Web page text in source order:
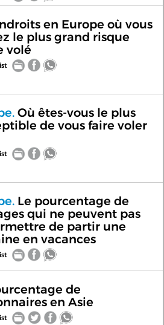
en Europe où vous
le plus grand risque
volé
Où êtes-vous le plus
de vous faire voler
Le pourcentage de
qui ne peuvent pas
de partir une
en vacances
de
en Asie